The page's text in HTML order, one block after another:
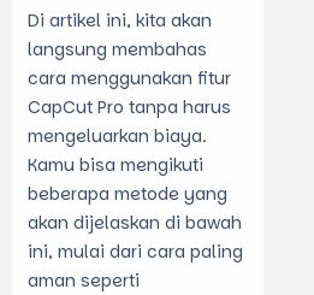
Di artikel ini, kita akan
langsung membahas
cara menggunakan fitur
CapCut Pro tanpa harus
mengeluarkan biaya.
Kamu bisa mengikuti
beberapa metode yang
akan dijelaskan di bawah
ini, mulai dari cara paling
aman seperti